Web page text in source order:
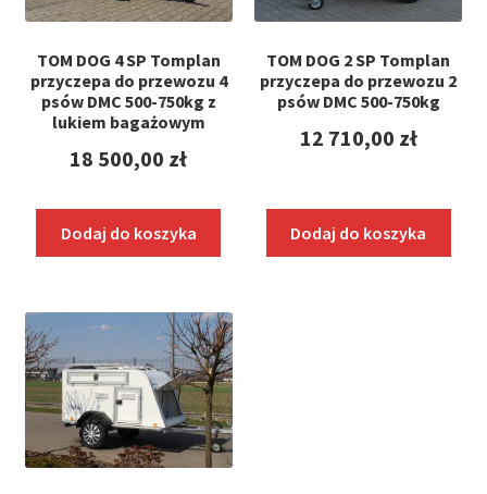
TOM DOG 4 SP Tomplan
przyczepa do przewozu 4
psów DMC 500-750kg z
lukiem bagażowym
18 500,00 zł
Dodaj do koszyka
TOM DOG 2 SP Tomplan
przyczepa do przewozu 2
psów DMC 500-750kg
12 710,00 zł
Dodaj do koszyka